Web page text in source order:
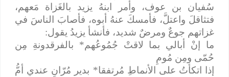
سُفيان بن عوف، وأمر ابنهُ يزيد بالغَزاة مَعهم،
فتثاقلَ واعتلَّ، فأمسكَ عنهُ أبوه، فأصابَ الناسَ في
غزاتهم جوعٌ ومرضٌ شديد، فأنشأ يزيدُ يقول:
ما إنْ أبالي بما لاقتْ جُمُوعُهم* بالفرقدونةِ مِن
حُمّى ومِن مُومِ
إذا اتكأتُ على الأنماطِ مُرتفقا* بدير مُرّانِ عندي أمُّ